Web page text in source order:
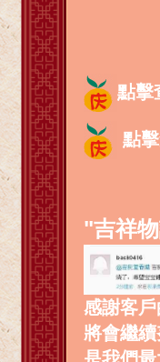
點擊
點
"吉祥
感謝客
將會繼